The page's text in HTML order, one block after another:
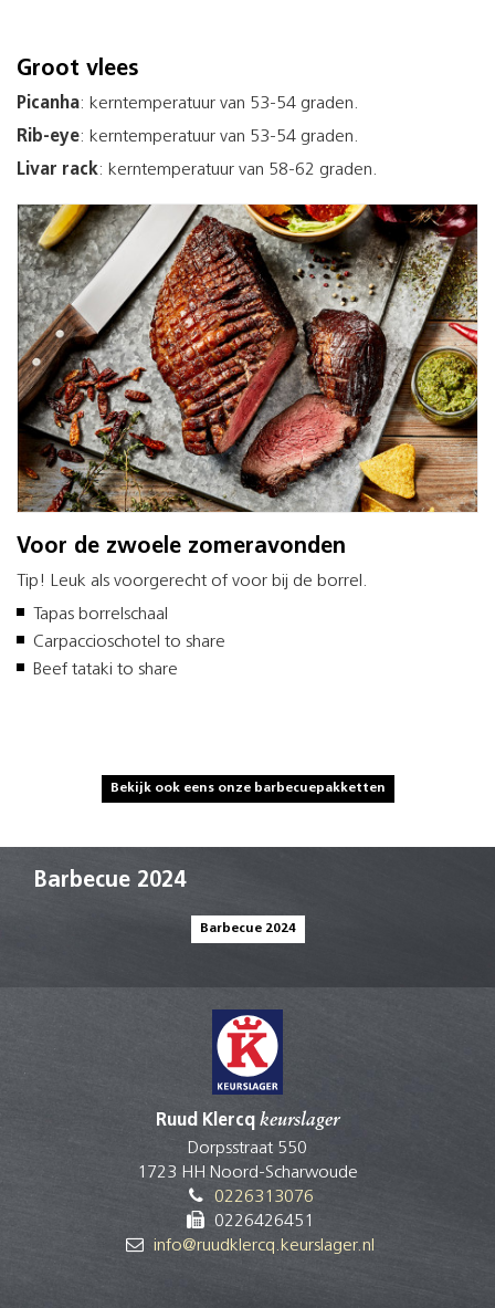
Groot vlees
Picanha: kerntemperatuur van 53-54 graden.
Rib-eye: kerntemperatuur van 53-54 graden.
Livar rack: kerntemperatuur van 58-62 graden.
Voor de zwoele zomeravonden
Tip! Leuk als voorgerecht of voor bij de borrel.
Tapas borrelschaal
Carpaccioschotel to share
Beef tataki to share
Bekijk ook eens onze barbecuepakketten
Barbecue 2024
Barbecue 2024
Ruud Klercq keurslager
Dorpsstraat 550
1723 HH Noord-Scharwoude
0226313076
0226426451
info@ruudklercq.keurslager.nl